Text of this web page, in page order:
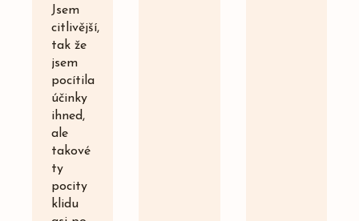
Jsem
citlivější,
tak že
jsem
pocítila
účinky
ihned,
ale
takové
ty
pocity
klidu